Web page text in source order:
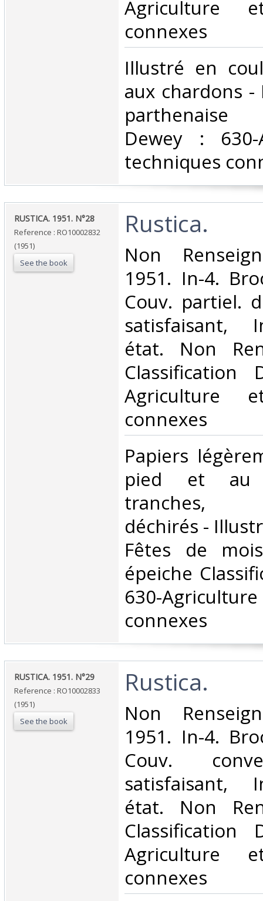
Agriculture
connexes‎
‎Illustré en
aux chardons -
parthenaise
Dewey :
techniques
‎RUSTICA. 1951. N°28‎
Reference : RO10002832
(1951)
See the book
‎Rustica.‎
‎Non
1951. In-4.
Couv. partiel.
satisfaisant,
état. Non
Classification
Agriculture
connexes‎
‎Papiers
pied et au
tranches,
déchirés -
Fêtes de
épeiche
630-
connexes‎
‎RUSTICA. 1951. N°29‎
Reference : RO10002833
(1951)
See the book
‎Rustica.‎
‎Non
1951. In-4.
Couv.
satisfaisant,
état. Non
Classification
Agriculture
connexes‎